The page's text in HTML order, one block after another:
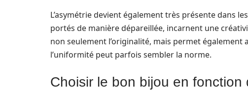
L’asymétrie devient également très présente dans
portés de manière dépareillée, incarnent une
non seulement l’originalité, mais permet
l’uniformité peut parfois sembler la norme.
Choisir le bon bijou en